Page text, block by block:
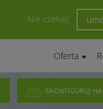
Nie czekaj!
Oferta
SKONFIGURUJ